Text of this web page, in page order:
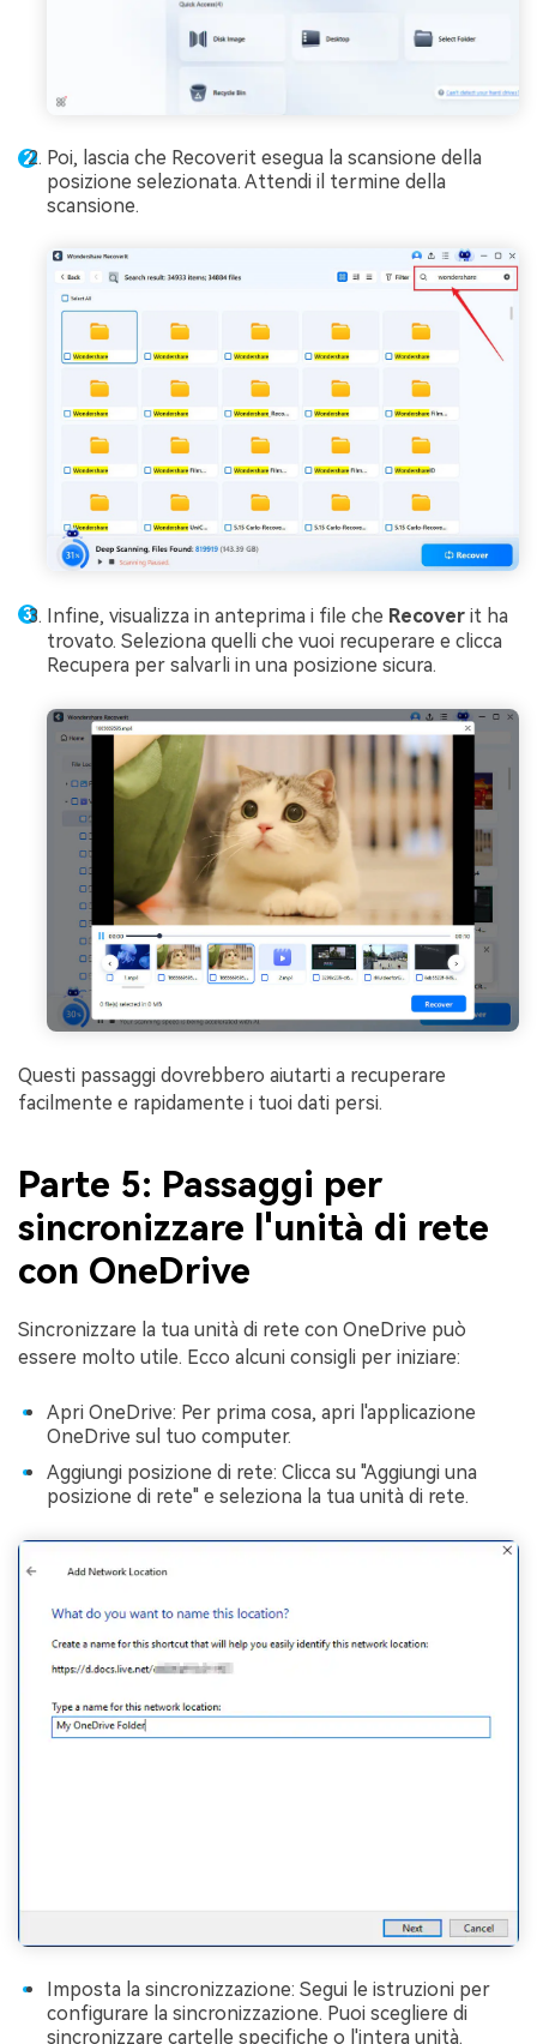
Poi, lascia che Recoverit esegua la scansione della
posizione selezionata. Attendi il termine della
scansione.
Infine, visualizza in anteprima i file che Recover it ha
trovato. Seleziona quelli che vuoi recuperare e clicca
Recupera per salvarli in una posizione sicura.
Questi passaggi dovrebbero aiutarti a recuperare
facilmente e rapidamente i tuoi dati persi.
Parte 5: Passaggi per
sincronizzare l'unità di rete
con OneDrive
Sincronizzare la tua unità di rete con OneDrive può
essere molto utile. Ecco alcuni consigli per iniziare:
Apri OneDrive: Per prima cosa, apri l'applicazione
OneDrive sul tuo computer.
Aggiungi posizione di rete: Clicca su "Aggiungi una
posizione di rete" e seleziona la tua unità di rete.
Imposta la sincronizzazione: Segui le istruzioni per
configurare la sincronizzazione. Puoi scegliere di
sincronizzare cartelle specifiche o l'intera unità.